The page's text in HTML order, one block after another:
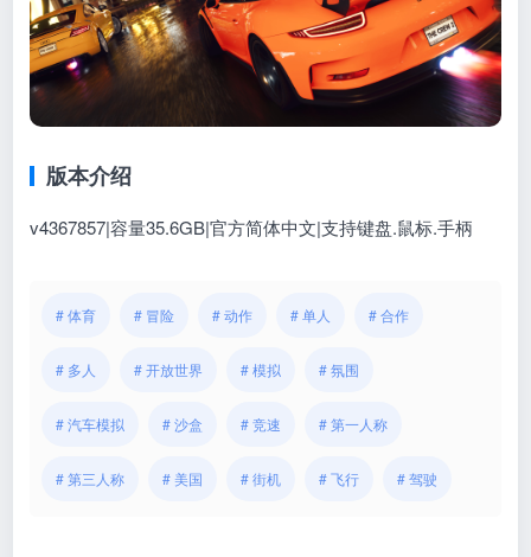
版本介绍
v4367857|容量35.6GB|官方简体中文|支持键盘.鼠标.手柄
# 体育 # 冒险 # 动作 # 单人 # 合作
# 多人 # 开放世界 # 模拟 # 氛围
# 汽车模拟 # 沙盒 # 竞速 # 第一人称
# 第三人称 # 美国 # 街机 # 飞行 # 驾驶